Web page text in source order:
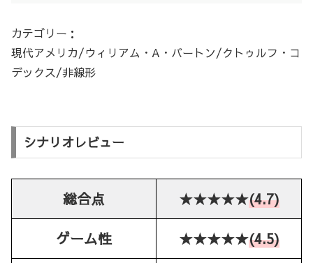
カテゴリー：
現代アメリカ/ウィリアム・A・バートン/クトゥルフ・コ
デックス/非線形
シナリオレビュー
総合点 ★★★★★(4.7)
ゲーム性 ★★★★★(4.5)